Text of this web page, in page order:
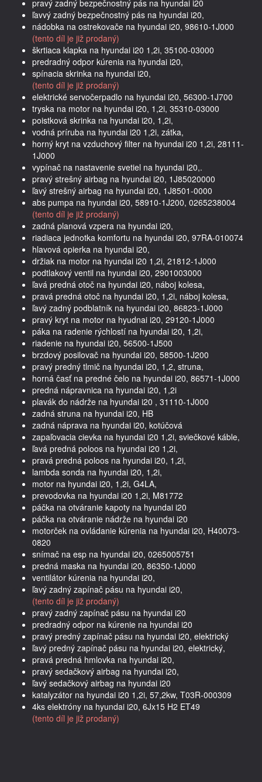
pravý zadný bezpečnostný pás na hyundai i20
ľavvý zadný bezpečnostný pás na hyundai i20,
nádobka na ostrekovače na hyundai i20, 98610-1J000
(tento díl je již prodaný)
škrtiaca klapka na hyundai i20 1,2i, 35100-03000
predradný odpor kúrenia na hyundai i20,
spínacia skrinka na hyundai i20,
(tento díl je již prodaný)
elektrické servočerpadlo na hyundai i20, 56300-1J700
tryska na motor na hyundai i20, 1,2i, 35310-03000
poistková skrinka na hyundai i20, 1,2i,
vodná príruba na hyundai i20 1,2i, zátka,
horný kryt na vzduchový filter na hyundai i20 1,2i, 28111-
1J000
vypínač na nastavenie svetiel na hyundai i20,.
pravý strešný airbag na hyundai i20, 1J85020000
ľavý strešný airbag na hyundai i20, 1J8501-0000
abs pumpa na hyundai i20, 58910-1J200, 0265238004
(tento díl je již prodaný)
zadná planová vzpera na hyundai i20,
riadiaca jednotka komfortu na hyundai i20, 97RA-010074
hlavová opierka na hyundai i20,
držiak na motor na hyundai i20 1,2i, 21812-1J000
podtlakový ventil na hyundai i20, 2901003000
ľavá predná otoč na hyundai i20, náboj kolesa,
pravá predná otoč na hyundai i20, 1,2i, náboj kolesa,
ľavý zadný podblatník na hyundai i20, 86823-1J000
pravý kryt na motor na hyudnai i20, 29120-1J000
páka na radenie rýchlostí na hyundai i20, 1,2i,
riadenie na hyundai i20, 56500-1J500
brzdový posilovač na hyundai i20, 58500-1J200
pravý predný tlmič na hyundai i20, 1,2, struna,
horná časť na predné čelo na hyundai i20, 86571-1J000
predná nápravnica na hyundai i20, 1,2i
plavák do nádrže na hyundai i20 , 31110-1J000
zadná struna na hyundai i20, HB
zadná náprava na hyundai i20, kotúčová
zapaľovacia cievka na hyundai i20 1,2i, sviečkové káble,
ľavá predná poloos na hyundai i20 1,2i,
pravá predná poloos na hyundai i20, 1,2i,
lambda sonda na hyundai i20, 1,2i,
motor na hyundai i20, 1,2i, G4LA,
prevodovka na hyundai i20 1,2i, M81772
páčka na otváranie kapoty na hyundai i20
páčka na otváranie nádrže na hyundai i20
motorček na ovládanie kúrenia na hyundai i20, H40073-
0820
snímač na esp na hyundai i20, 0265005751
predná maska na hyundai i20, 86350-1J000
ventilátor kúrenia na hyundai i20,
ľavý zadný zapínač pásu na hyundai i20,
(tento díl je již prodaný)
pravý zadný zapínač pásu na hyundai i20
predradný odpor na kúrenie na hyundai i20
pravý predný zapínač pásu na hyundai i20, elektrický
ľavý predný zapínač pásu na hyundai i20, elektrický,
pravá predná hmlovka na hyundai i20,
pravý sedačkový airbag na hyundai i20,
ľavý sedačkový airbag na hyundai i20
katalyzátor na hyundai i20 1,2i, 57,2kw, T03R-000309
4ks elektróny na hyundai i20, 6Jx15 H2 ET49
(tento díl je již prodaný)